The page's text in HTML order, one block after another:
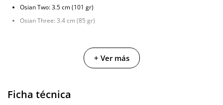
Osian Two: 3.5 cm (101 gr)
Osian Three: 3.4 cm (85 gr)
+ Ver más
Ficha técnica